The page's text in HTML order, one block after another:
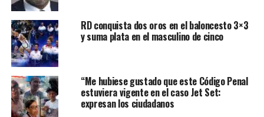
RD conquista dos oros en el baloncesto 3×3
y suma plata en el masculino de cinco
“Me hubiese gustado que este Código Penal
estuviera vigente en el caso Jet Set:
expresan los ciudadanos